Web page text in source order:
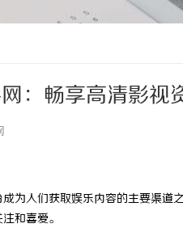
：畅享高清影视
为人们获取娱乐内容的主要渠道
和喜爱。